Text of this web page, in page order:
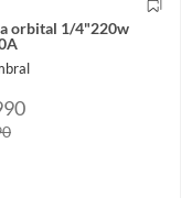
orbital 1/4"220w